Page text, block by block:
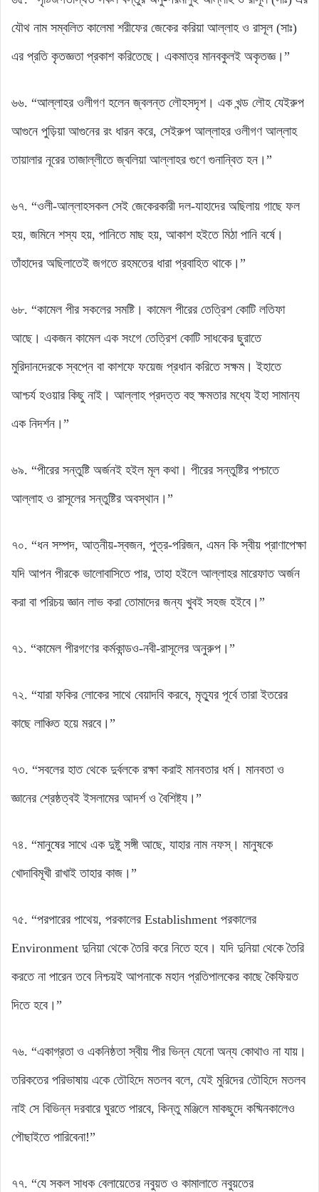
যৌথ নাম সম্বলিত কালেমা শরীফের জেকের করিয়া আল্লাহ ও রাসূল (সাঃ)
এর প্রতি কৃতজ্ঞতা প্রকাশ করিতেছে। একমাত্র মানবকুলই অকৃতজ্ঞ।”
৬৬. “আল্লাহর ওলীগণ হলেন জ্বলন্ত লৌহসদৃশ। এক খন্ড লৌহ যেইরুপ
আগুনে পুড়িয়া আগুনের রং ধারন করে, সেইরুপ আল্লাহর ওলীগণ আল্লাহ
তায়ালার নূরের তাজাল্লীতে জ্বলিয়া আল্লাহর গুণে গুনান্বিত হন।”
৬৭. “ওলী-আল্লাহসকল সেই জেকেরকারী দল-যাহাদের অছিলায় গাছে ফল
হয়, জমিনে শস্য হয়, পানিতে মাছ হয়, আকাশ হইতে মিঠা পানি বর্ষে।
তাঁহাদের অছিলাতেই জগতে রহমতের ধারা প্রবাহিত থাকে।”
৬৮. “কামেল পীর সকলের সমষ্টি। কামেল পীরের তেত্রিশ কোটি লতিফা
আছে। একজন কামেল এক সংগে তেত্রিশ কোটি সাধকের ছুরাতে
মুরিদানদেরকে স্বপ্নে বা কাশফে ফয়েজ প্রধান করিতে সক্ষম। ইহাতে
আশ্চর্য হওয়ার কিছু নাই। আল্লাহ প্রদত্ত বহু ক্ষমতার মধ্যে ইহা সামান্য
এক নিদর্শন।”
৬৯. “পীরের সন্তুষ্টি অর্জনই হইল মূল কথা। পীরের সন্তুষ্টির পশ্চাতে
আল্লাহ ও রাসূলের সন্তুষ্টির অবস্থান।”
৭০. “ধন সম্পদ, আত্নীয়-স্বজন, পুত্র-পরিজন, এমন কি স্বীয় প্রাণাপেক্ষা
যদি আপন পীরকে ভালোবাসিতে পার, তাহা হইলে আল্লাহর মারেফাত অর্জন
করা বা পরিচয় জ্ঞান লাভ করা তোমাদের জন্য খুবই সহজ হইবে।”
৭১. “কামেল পীরগণের কর্মকান্ডও-নবী-রাসূলের অনুরুপ।”
৭২. “যারা ফকির লোকের সাথে বেয়াদবি করবে, মৃত্যুর পূর্বে তারা ইতরের
কাছে লাঞ্চিত হয়ে মরবে।”
৭৩. “সবলের হাত থেকে দুর্বলকে রক্ষা করাই মানবতার ধর্ম। মানবতা ও
জ্ঞানের শ্রেষ্ঠত্বই ইসলামের আদর্শ ও বৈশিষ্ট্য।”
৭৪. “মানুষের সাথে এক দুষ্টু সঙ্গী আছে, যাহার নাম নফস্। মানুষকে
খোদাবিমূখী রাখাই তাহার কাজ।”
৭৫. “পরপারের পাথেয়, পরকালের Establishment পরকালের
Environment দুনিয়া থেকে তৈরি করে নিতে হবে। যদি দুনিয়া থেকে তৈরি
করতে না পারেন তবে নিশ্চয়ই আপনাকে মহান প্রতিপালকের কাছে কৈফিয়ত
দিতে হবে।”
৭৬. “একাগ্রতা ও একনিষ্ঠতা স্বীয় পীর ভিন্ন যেনো অন্য কোথাও না যায়।
তরিকতের পরিভাষায় একে তৌহিদে মতলব বলে, যেই মুরিদের তৌহিদে মতলব
নাই সে বিভিন্ন দরবারে ঘুরতে পারবে, কিন্তু মঞ্জিলে মাকছুদে কষ্মিনকালেও
পৌছাইতে পারিবেনা!”
৭৭. “যে সকল সাধক বেলায়েতের নবুয়ত ও কামালাতে নবুয়তের